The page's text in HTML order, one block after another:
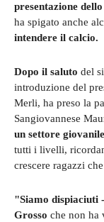
presentazione
ha spigato anche
intendere il calcio.
Dopo il saluto del
introduzione del
Merli, ha preso la
Sangiovannese
un settore giovanile
tutti i livelli,
crescere ragazzi
"Siamo dispiaciuti
Grosso che non ha